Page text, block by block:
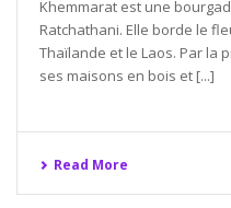
Khemmarat est une
Ratchathani. Elle borde le
Thaïlande et le Laos. Par la
ses maisons en bois et [...]
Read More